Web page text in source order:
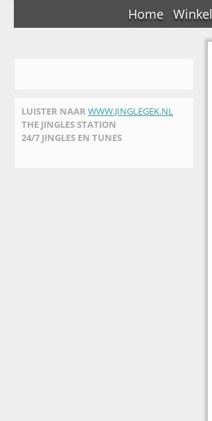
Home Winkel
LUISTER NAAR WWW.JINGLEGEK.NL
THE JINGLES STATION
24/7 JINGLES EN TUNES